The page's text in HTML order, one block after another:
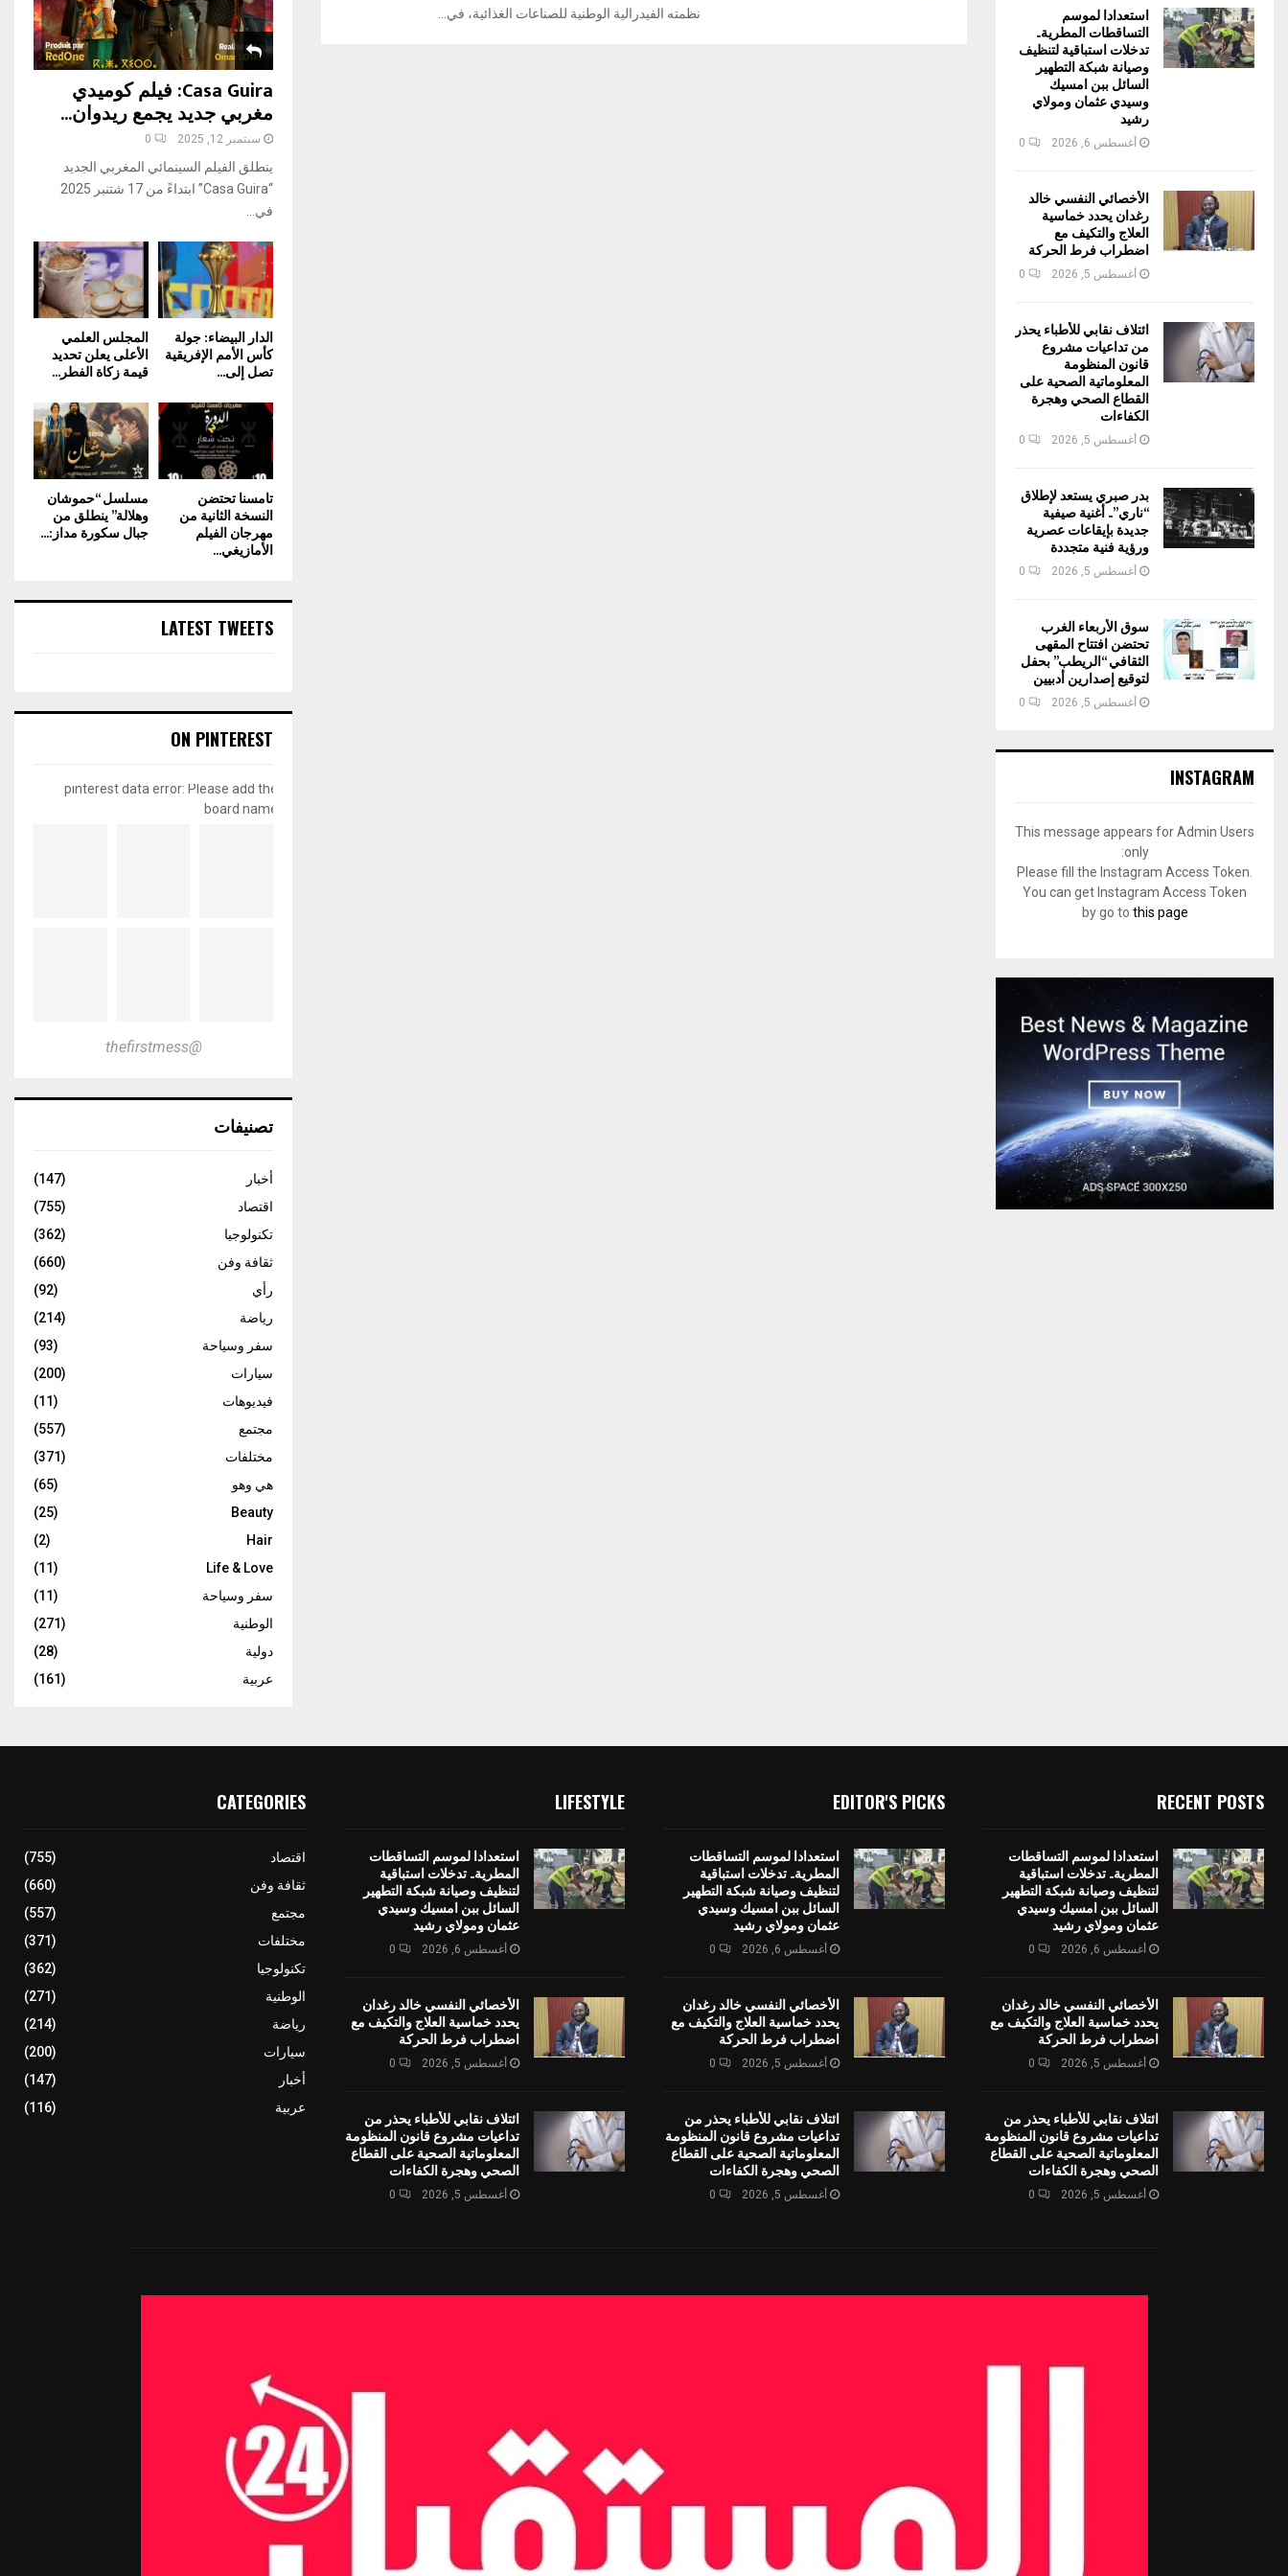
نظمته الفيدرالية الوطنية للصناعات الغذائية، في...
استعدادا لموسم
التساقطات المطرية..
تدخلات استباقية لتنظيف
وصيانة شبكة التطهير
السائل ببن امسيك
وسيدي عثمان ومولاي
رشيد
أغسطس 6, 2026 0
الأخصائي النفسي خالد
رغدان يحدد خماسية
العلاج والتكيف مع
اضطراب فرط الحركة
أغسطس 5, 2026 0
ائتلاف نقابي للأطباء يحذر
من تداعيات مشروع
قانون المنظومة
المعلوماتية الصحية على
القطاع الصحي وهجرة
الكفاءات
أغسطس 5, 2026 0
بدر صبري يستعد لإطلاق
“ناري”.. أغنية صيفية
جديدة بإيقاعات عصرية
ورؤية فنية متجددة
أغسطس 5, 2026 0
سوق الأربعاء الغرب
تحتضن افتتاح المقهى
الثقافي “الريطب” بحفل
لتوقيع إصدارين أدبيين
أغسطس 5, 2026 0
INSTAGRAM
This message appears for Admin Users
only:
Please fill the Instagram Access Token.
You can get Instagram Access Token
by go to this page
Casa Guira: فيلم كوميدي
مغربي جديد يجمع ريدوان...
سبتمبر 12, 2025 0
ينطلق الفيلم السينمائي المغربي الجديد
“Casa Guira” ابتداءً من 17 شتنبر 2025
في...
المجلس العلمي
الأعلى يعلن تحديد
قيمة زكاة الفطر...
الدار البيضاء: جولة
كأس الأمم الإفريقية
تصل إلى...
مسلسل “حموشان
وهلالة” ينطلق من
جبال سكورة مداز:...
تامسنا تحتضن
النسخة الثانية من
مهرجان الفيلم
الأمازيغي...
LATEST TWEETS
ON PINTEREST
pinterest data error: Please add the
board name
@thefirstmess
تصنيفات
أخبار
(147)
اقتصاد
(755)
تكنولوجيا
(362)
ثقافة وفن
(660)
رأي
(92)
رياضة
(214)
سفر وسياحة
(93)
سيارات
(200)
فيديوهات
(11)
مجتمع
(557)
مختلفات
(371)
هي وهو
(65)
Beauty
(25)
Hair
(2)
Life & Love
(11)
سفر وسياحة
(11)
الوطنية
(271)
دولية
(28)
عربية
(161)
RECENT POSTS
استعدادا لموسم التساقطات
المطرية.. تدخلات استباقية
لتنظيف وصيانة شبكة التطهير
السائل ببن امسيك وسيدي
عثمان ومولاي رشيد
أغسطس 6, 2026 0
الأخصائي النفسي خالد رغدان
يحدد خماسية العلاج والتكيف مع
اضطراب فرط الحركة
أغسطس 5, 2026 0
ائتلاف نقابي للأطباء يحذر من
تداعيات مشروع قانون المنظومة
المعلوماتية الصحية على القطاع
الصحي وهجرة الكفاءات
أغسطس 5, 2026 0
EDITOR'S PICKS
استعدادا لموسم التساقطات
المطرية.. تدخلات استباقية
لتنظيف وصيانة شبكة التطهير
السائل ببن امسيك وسيدي
عثمان ومولاي رشيد
أغسطس 6, 2026 0
الأخصائي النفسي خالد رغدان
يحدد خماسية العلاج والتكيف مع
اضطراب فرط الحركة
أغسطس 5, 2026 0
ائتلاف نقابي للأطباء يحذر من
تداعيات مشروع قانون المنظومة
المعلوماتية الصحية على القطاع
الصحي وهجرة الكفاءات
أغسطس 5, 2026 0
LIFESTYLE
استعدادا لموسم التساقطات
المطرية.. تدخلات استباقية
لتنظيف وصيانة شبكة التطهير
السائل ببن امسيك وسيدي
عثمان ومولاي رشيد
أغسطس 6, 2026 0
الأخصائي النفسي خالد رغدان
يحدد خماسية العلاج والتكيف مع
اضطراب فرط الحركة
أغسطس 5, 2026 0
ائتلاف نقابي للأطباء يحذر من
تداعيات مشروع قانون المنظومة
المعلوماتية الصحية على القطاع
الصحي وهجرة الكفاءات
أغسطس 5, 2026 0
CATEGORIES
اقتصاد
(755)
ثقافة وفن
(660)
مجتمع
(557)
مختلفات
(371)
تكنولوجيا
(362)
الوطنية
(271)
رياضة
(214)
سيارات
(200)
أخبار
(147)
عربية
(116)